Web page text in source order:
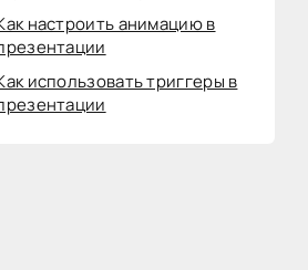
настроить анимацию в
использовать триггеры в